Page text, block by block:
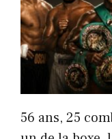
56 ans, 25